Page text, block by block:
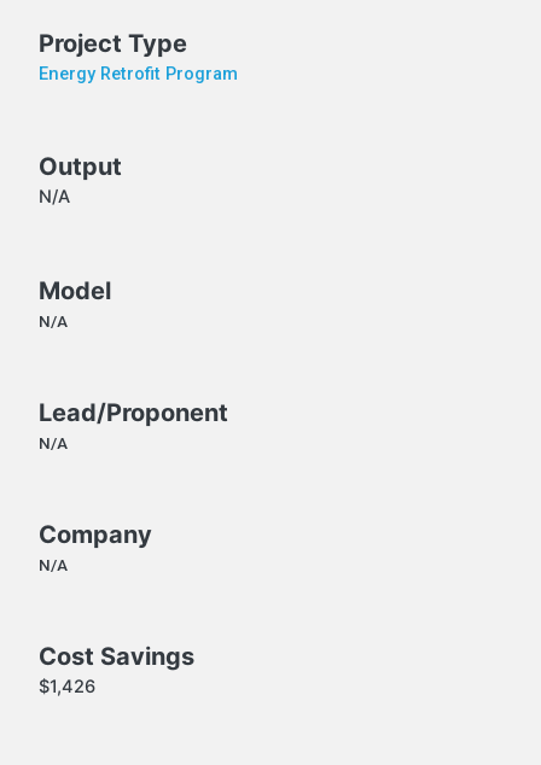
Project Type
Energy Retrofit Program
Output
N/A
Model
N/A
Lead/Proponent
N/A
Company
N/A
Cost Savings
$1,426